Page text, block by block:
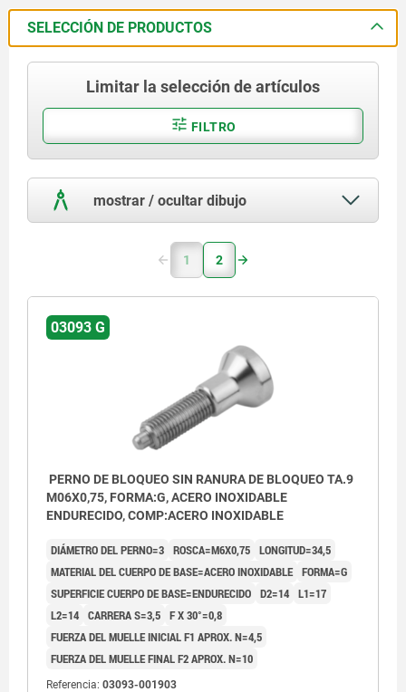
SELECCIÓN DE PRODUCTOS
Limitar la selección de artículos
FILTRO
mostrar / ocultar dibujo
1 2
03093 G
PERNO DE BLOQUEO SIN RANURA DE BLOQUEO TA.9
M06X0,75, FORMA:G, ACERO INOXIDABLE
ENDURECIDO, COMP:ACERO INOXIDABLE
DIÁMETRO DEL PERNO=3 ROSCA=M6X0,75 LONGITUD=34,5
MATERIAL DEL CUERPO DE BASE=ACERO INOXIDABLE FORMA=G
SUPERFICIE CUERPO DE BASE=ENDURECIDO D2=14 L1=17
L2=14 CARRERA S=3,5 F X 30°=0,8
FUERZA DEL MUELLE INICIAL F1 APROX. N=4,5
FUERZA DEL MUELLE FINAL F2 APROX. N=10
Referencia: 03093-001903